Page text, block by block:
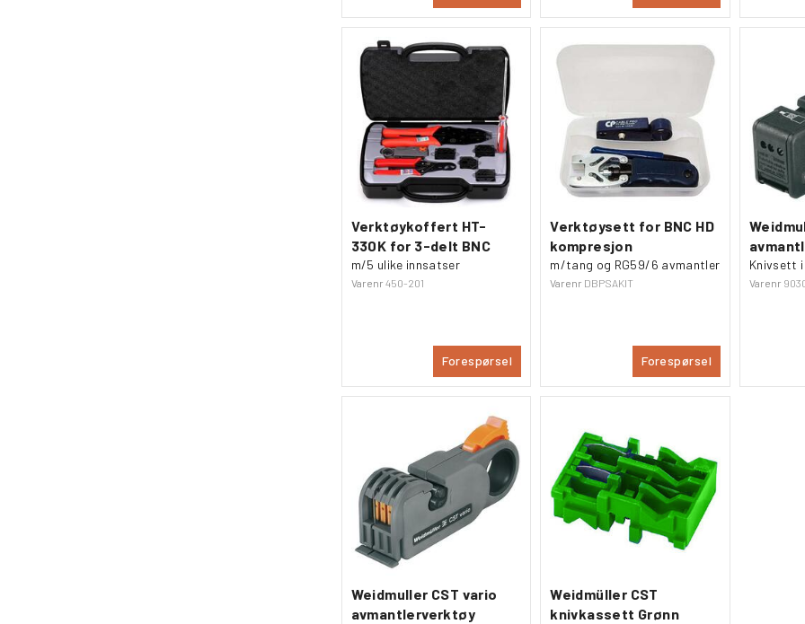
Verktøykoffert HT-
330K for 3-delt BNC
m/5 ulike innsatser
Varenr 450-201
Forespørsel
Verktøysett for BNC HD
kompresjon
m/tang og RG59/6 avmantler
Varenr DBPSAKIT
Forespørsel
Knivsett
Varenr
Weidmuller CST vario
avmantlerverktøy
Weidmüller CST
knivkassett Grønn